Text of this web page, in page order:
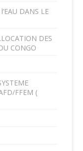
DANS LE
DES
CONGO
FFEM (